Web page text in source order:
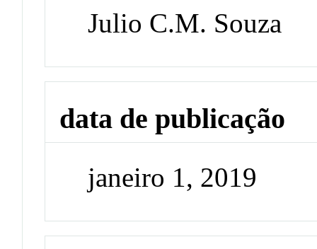
Julio C.M. Souza
data de publicação
janeiro 1, 2019